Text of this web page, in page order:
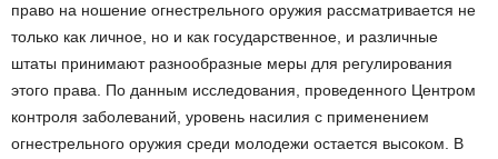
право на ношение огнестрельного оружия рассматривается не
только как личное, но и как государственное, и различные
штаты принимают разнообразные меры для регулирования
этого права. По данным исследования, проведенного Центром
контроля заболеваний, уровень насилия с применением
огнестрельного оружия среди молодежи остается высоком. В